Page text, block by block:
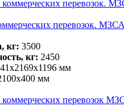
перевозок.
кг: 3500
кг: 2450
мм
мм